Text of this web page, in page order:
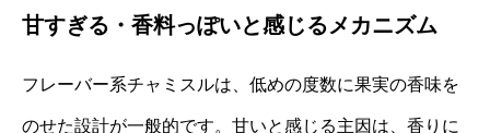
甘すぎる・香料っぽいと感じるメカニズム
フレーバー系チャミスルは、低めの度数に果実の香味を
のせた設計が一般的です。甘いと感じる主因は、香りに